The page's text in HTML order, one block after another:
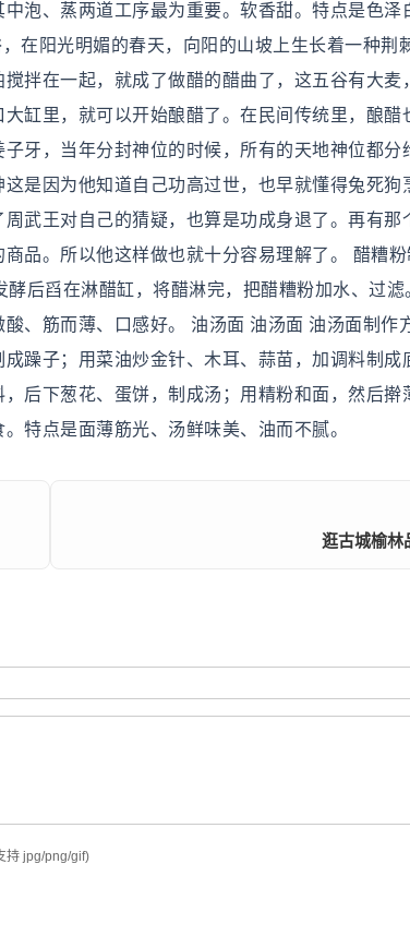
泡、蒸两道工序最为重要。软香甜。特点是色泽
在阳光明媚的春天，向阳的山坡上生长着一种荆
拌在一起，就成了做醋的醋曲了，这五谷有大麦
缸里，就可以开始酿醋了。在民间传统里，酿醋
牙，当年分封神位的时候，所有的天地神位都分
是因为他知道自己功高过世，也早就懂得兔死狗
武王对自己的猜疑，也算是功成身退了。再有那
品。所以他这样做也就十分容易理解了。 醋糟
后舀在淋醋缸，将醋淋完，把醋糟粉加水、过滤
、筋而薄、口感好。 油汤面 油汤面 油汤面制作
躁子；用菜油炒金针、木耳、蒜苗，加调料制成
后下葱花、蛋饼，制成汤；用精粉和面，然后擀
特点是面薄筋光、汤鲜味美、油而不腻。
逛古城榆林
持 jpg/png/gif)